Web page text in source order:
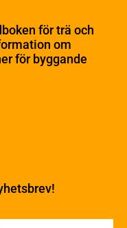
för trä och
om
för byggande